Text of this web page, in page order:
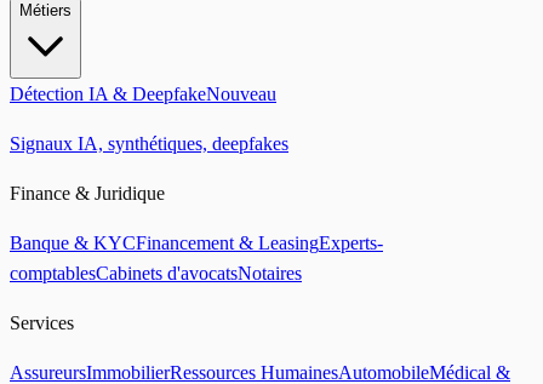
Métiers
Détection IA & DeepfakeNouveau
Signaux IA, synthétiques, deepfakes
Finance & Juridique
Banque & KYCFinancement & LeasingExperts-
comptablesCabinets d'avocatsNotaires
Services
AssureursImmobilierRessources HumainesAutomobileMédical &